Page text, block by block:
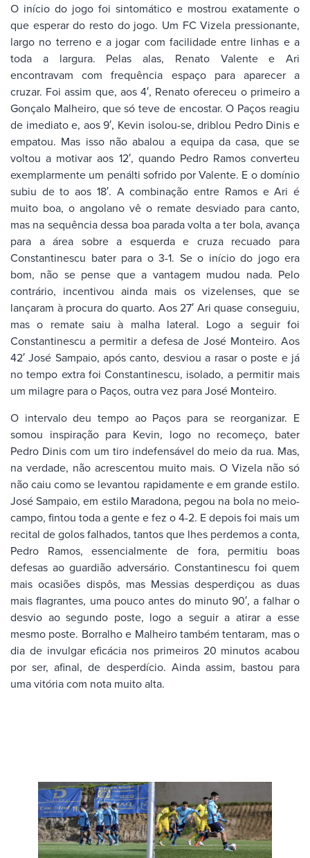
O início do jogo foi sintomático e mostrou exatamente o
que esperar do resto do jogo. Um FC Vizela pressionante,
largo no terreno e a jogar com facilidade entre linhas e a
toda a largura. Pelas alas, Renato Valente e Ari
encontravam com frequência espaço para aparecer a
cruzar. Foi assim que, aos 4′, Renato ofereceu o primeiro a
Gonçalo Malheiro, que só teve de encostar. O Paços reagiu
de imediato e, aos 9′, Kevin isolou-se, driblou Pedro Dinis e
empatou. Mas isso não abalou a equipa da casa, que se
voltou a motivar aos 12′, quando Pedro Ramos converteu
exemplarmente um penálti sofrido por Valente. E o domínio
subiu de to aos 18′. A combinação entre Ramos e Ari é
muito boa, o angolano vê o remate desviado para canto,
mas na sequência dessa boa parada volta a ter bola, avança
para a área sobre a esquerda e cruza recuado para
Constantinescu bater para o 3-1. Se o início do jogo era
bom, não se pense que a vantagem mudou nada. Pelo
contrário, incentivou ainda mais os vizelenses, que se
lançaram à procura do quarto. Aos 27′ Ari quase conseguiu,
mas o remate saiu à malha lateral. Logo a seguir foi
Constantinescu a permitir a defesa de José Monteiro. Aos
42′ José Sampaio, após canto, desviou a rasar o poste e já
no tempo extra foi Constantinescu, isolado, a permitir mais
um milagre para o Paços, outra vez para José Monteiro.
O intervalo deu tempo ao Paços para se reorganizar. E
somou inspiração para Kevin, logo no recomeço, bater
Pedro Dinis com um tiro indefensável do meio da rua. Mas,
na verdade, não acrescentou muito mais. O Vizela não só
não caiu como se levantou rapidamente e em grande estilo.
José Sampaio, em estilo Maradona, pegou na bola no meio-
campo, fintou toda a gente e fez o 4-2. E depois foi mais um
recital de golos falhados, tantos que lhes perdemos a conta,
Pedro Ramos, essencialmente de fora, permitiu boas
defesas ao guardião adversário. Constantinescu foi quem
mais ocasiões dispôs, mas Messias desperdiçou as duas
mais flagrantes, uma pouco antes do minuto 90′, a falhar o
desvio ao segundo poste, logo a seguir a atirar a esse
mesmo poste. Borralho e Malheiro também tentaram, mas o
dia de invulgar eficácia nos primeiros 20 minutos acabou
por ser, afinal, de desperdício. Ainda assim, bastou para
uma vitória com nota muito alta.